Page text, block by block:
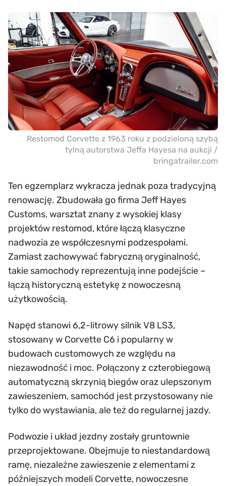
Restomod Corvette z 1963 roku z podzieloną szybą
tylną autorstwa Jeffa Hayesa na aukcji /
bringatrailer.com
Ten egzemplarz wykracza jednak poza tradycyjną
renowację. Zbudowała go firma Jeff Hayes
Customs, warsztat znany z wysokiej klasy
projektów restomod, które łączą klasyczne
nadwozia ze współczesnymi podzespołami.
Zamiast zachowywać fabryczną oryginalność,
takie samochody reprezentują inne podejście –
łączą historyczną estetykę z nowoczesną
użytkowością.
Napęd stanowi 6,2-litrowy silnik V8 LS3,
stosowany w Corvette C6 i popularny w
budowach customowych ze względu na
niezawodność i moc. Połączony z czterobiegową
automatyczną skrzynią biegów oraz ulepszonym
zawieszeniem, samochód jest przystosowany nie
tylko do wystawiania, ale też do regularnej jazdy.
Podwozie i układ jezdny zostały gruntownie
przeprojektowane. Obejmuje to niestandardową
ramę, niezależne zawieszenie z elementami z
późniejszych modeli Corvette, nowoczesne